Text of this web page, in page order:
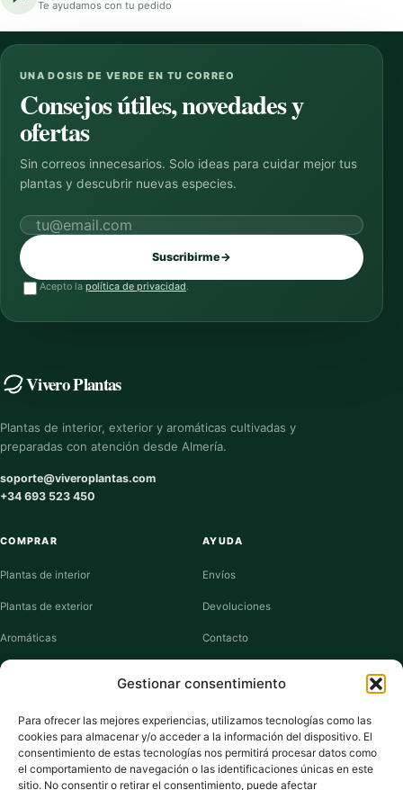
Gestionar consentimiento
Para ofrecer las mejores experiencias, utilizamos tecnologías como las
cookies para almacenar y/o acceder a la información del dispositivo. El
consentimiento de estas tecnologías nos permitirá procesar datos como
el comportamiento de navegación o las identificaciones únicas en este
sitio. No consentir o retirar el consentimiento, puede afectar
Te ayudamos con tu pedido
UNA DOSIS DE VERDE EN TU CORREO
Consejos útiles, novedades y
ofertas
Sin correos innecesarios. Solo ideas para cuidar mejor tus
plantas y descubrir nuevas especies.
Correo electrónico
Suscribirme→
Acepto la política de privacidad.
Vivero Plantas
Plantas de interior, exterior y aromáticas cultivadas y
preparadas con atención desde Almería.
soporte@viveroplantas.com
+34 693 523 450
COMPRAR
Plantas de interior
Plantas de exterior
Aromáticas
Suculentas
AYUDA
Envíos
Devoluciones
Contacto
VIVERO PLANTAS
Sobre nosotros